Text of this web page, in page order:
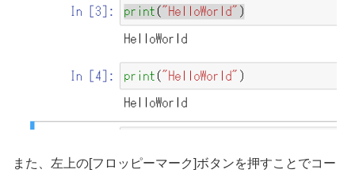
また、左上の[フロッピーマーク]ボタンを押すことでコー